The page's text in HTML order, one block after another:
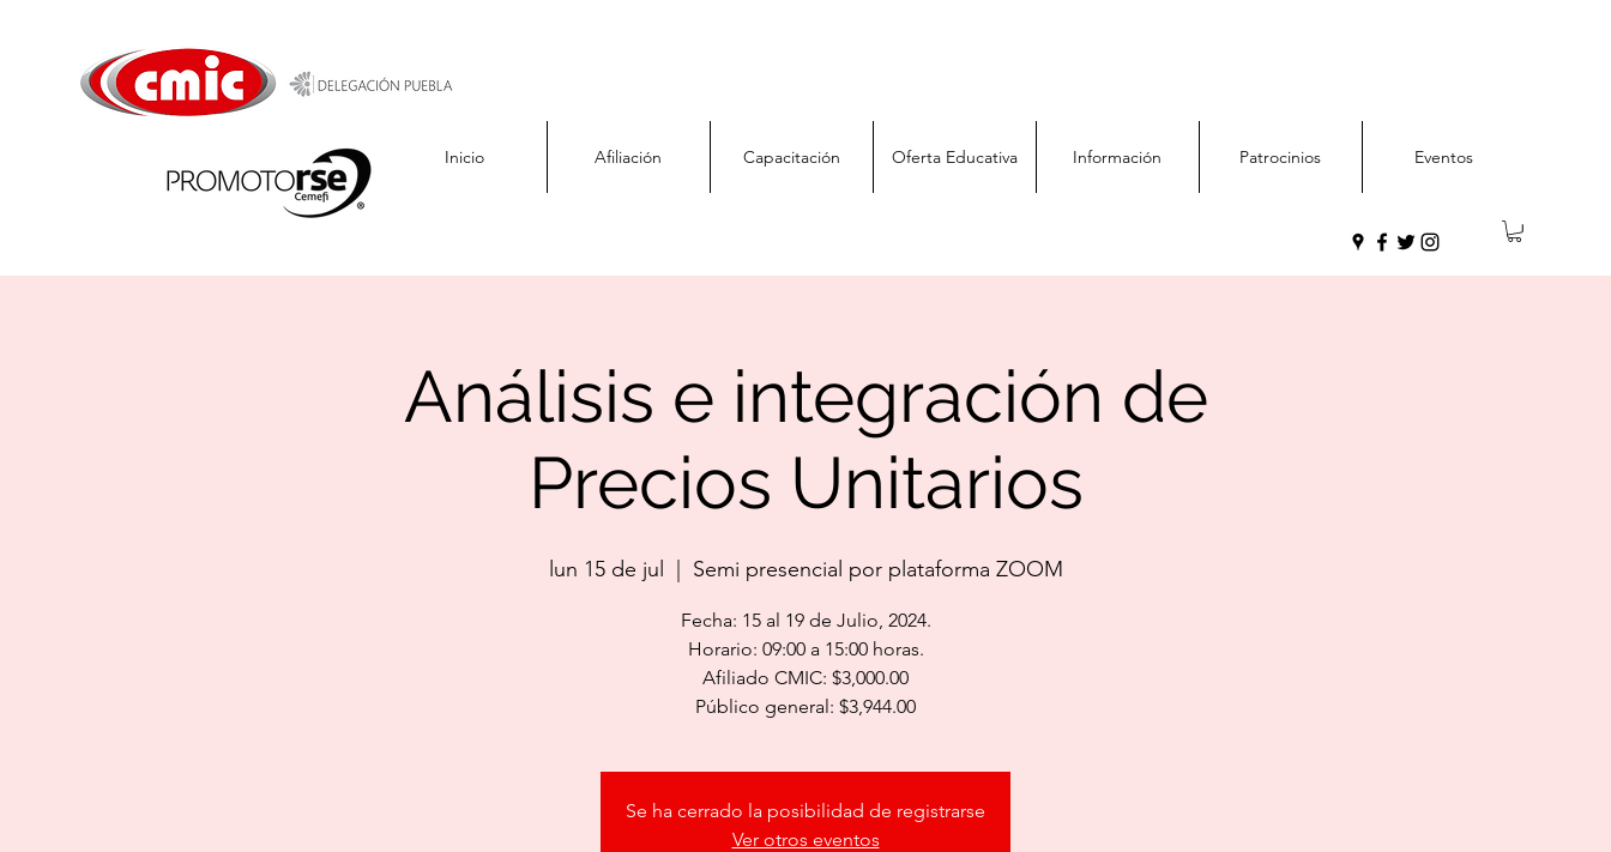
Inicio Afiliación Capacitación Oferta Educativa Información Patrocinios Eventos
Análisis e integración de
Precios Unitarios
lun 15 de jul
  |
Semi presencial por plataforma ZOOM
Fecha: 15 al 19 de Julio, 2024.
Horario: 09:00 a 15:00 horas.
Afiliado CMIC: $3,000.00
Público general: $3,944.00
Se ha cerrado la posibilidad de registrarse
Ver otros eventos